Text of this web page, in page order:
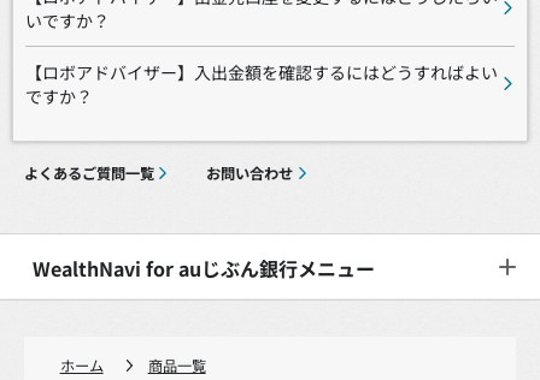
いですか？
【ロボアドバイザー】入出金額を確認するにはどうすればよい
ですか？
よくあるご質問一覧 お問い合わせ
WealthNavi for auじぶん銀行メニュー
ホーム
商品一覧